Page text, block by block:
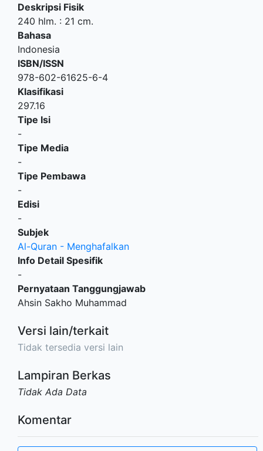
Deskripsi Fisik
240 hlm. : 21 cm.
Bahasa
Indonesia
ISBN/ISSN
978-602-61625-6-4
Klasifikasi
297.16
Tipe Isi
-
Tipe Media
-
Tipe Pembawa
-
Edisi
-
Subjek
Al-Quran - Menghafalkan
Info Detail Spesifik
-
Pernyataan Tanggungjawab
Ahsin Sakho Muhammad
Versi lain/terkait
Tidak tersedia versi lain
Lampiran Berkas
Tidak Ada Data
Komentar